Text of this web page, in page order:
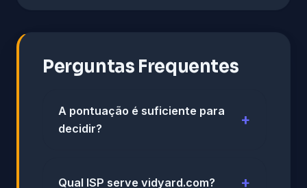
Perguntas Frequentes
A pontuação é suficiente para
decidir?
Qual ISP serve vidyard.com?